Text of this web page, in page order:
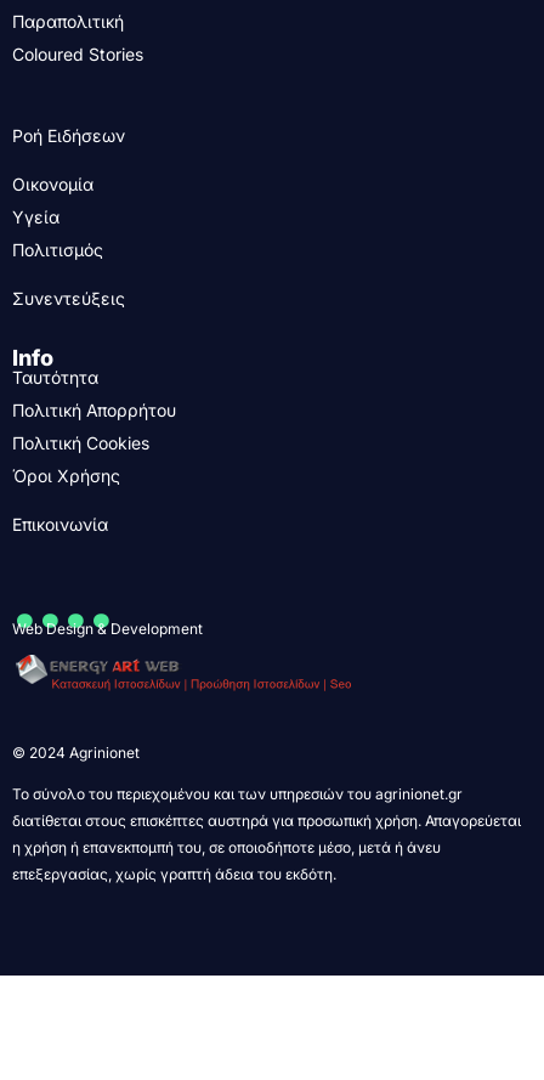
Παραπολιτική
Coloured Stories
Ροή Ειδήσεων
Οικονομία
Υγεία
Πολιτισμός
Συνεντεύξεις
Info
Ταυτότητα
Πολιτική Απορρήτου
Πολιτική Cookies
Όροι Χρήσης
Επικοινωνία
....
Web Design & Development
© 2024 Agrinionet
Το σύνολο του περιεχομένου και των υπηρεσιών του agrinionet.gr
διατίθεται στους επισκέπτες αυστηρά για προσωπική χρήση. Απαγορεύεται
η χρήση ή επανεκπομπή του, σε οποιοδήποτε μέσο, μετά ή άνευ
επεξεργασίας, χωρίς γραπτή άδεια του εκδότη.